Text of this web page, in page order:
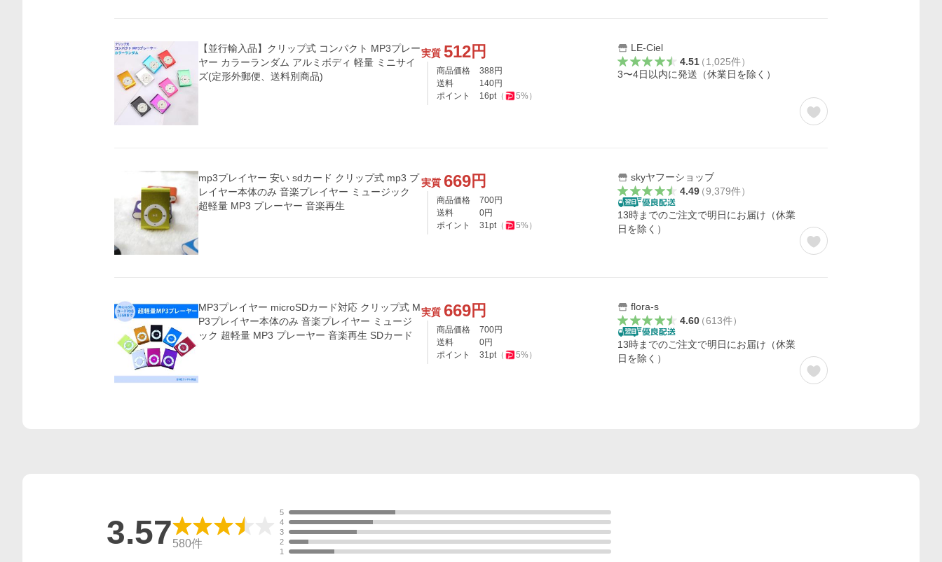
【並行輸入品】クリップ式 コンパクト MP3プレー
ヤー カラーランダム アルミボディ 軽量 ミニサイ
ズ(定形外郵便、送料別商品)
実質 512円
商品価格 388 円
送料
140円
ポイント
16pt（ 5%）
LE-Ciel
4.51（1,025件）
3〜4日以内に発送（休業日を除く）
mp3プレイヤー 安い sdカード クリップ式 mp3 プ
レイヤー本体のみ 音楽プレイヤー ミュージック
超軽量 MP3 プレーヤー 音楽再生
実質 669円
商品価格 700円
送料
0円
ポイント
31pt（ 5%）
skyヤフーショップ
4.49（9,379件）
13時までのご注文で明日にお届け（休業
日を除く）
MP3プレイヤー microSDカード対応 クリップ式 M
P3プレイヤー本体のみ 音楽プレイヤー ミュージ
ック 超軽量 MP3 プレーヤー 音楽再生 SDカード
実質 669円
商品価格 700円
送料
0円
ポイント
31pt（ 5%）
flora-s
4.60（613件）
13時までのご注文で明日にお届け（休業
日を除く）
3.57580件
5
4
3
2
1